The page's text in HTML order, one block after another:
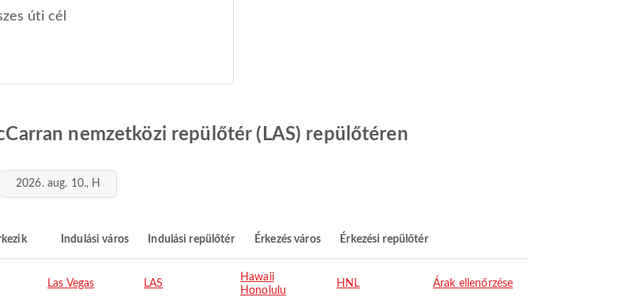
úti cél
nemzetközi repülőtér (LAS) repülőtéren
2026. aug. 10., H
Indulási város Indulási repülőtér Érkezés város Érkezési repülőtér
Las Vegas LAS
Hawaii
Honolulu
HNL Árak ellenőrzése